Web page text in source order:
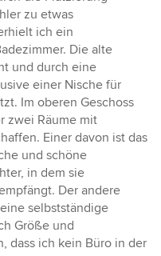
zu etwas
ich ein
Die alte
und durch eine
einer Nische für
Im oberen Geschoss
zwei Räume mit
Einer davon ist das
und schöne
in dem sie
Der andere
selbstständige
Größe und
dass ich kein Büro in der